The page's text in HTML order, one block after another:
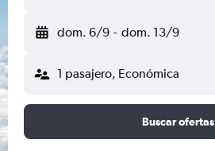
dom. 6/9 - dom. 13/9
1 pasajero, Económica
Buscar ofertas